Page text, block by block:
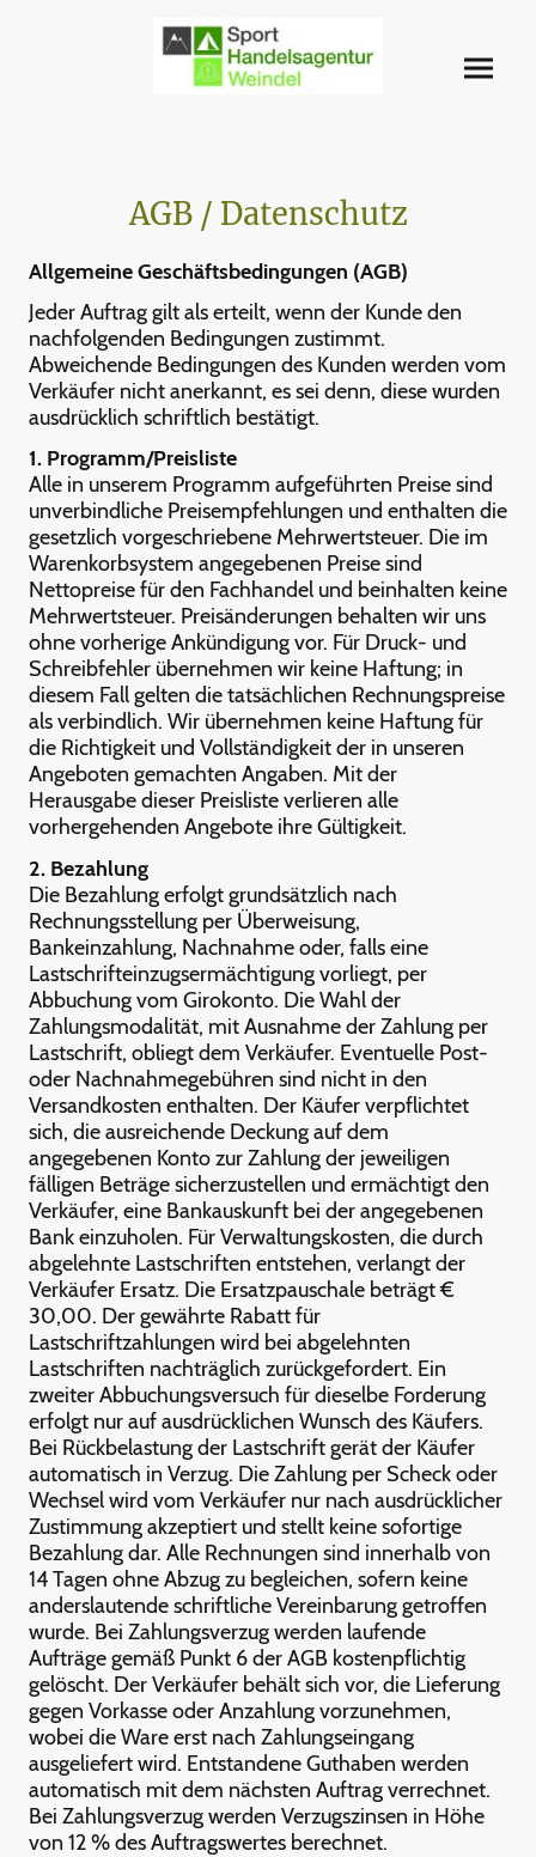
AGB / Datenschutz
Allgemeine Geschäftsbedingungen (AGB)
Jeder Auftrag gilt als erteilt, wenn der Kunde den
nachfolgenden Bedingungen zustimmt.
Abweichende Bedingungen des Kunden werden vom
Verkäufer nicht anerkannt, es sei denn, diese wurden
ausdrücklich schriftlich bestätigt.
1. Programm/Preisliste
Alle in unserem Programm aufgeführten Preise sind
unverbindliche Preisempfehlungen und enthalten die
gesetzlich vorgeschriebene Mehrwertsteuer. Die im
Warenkorbsystem angegebenen Preise sind
Nettopreise für den Fachhandel und beinhalten keine
Mehrwertsteuer. Preisänderungen behalten wir uns
ohne vorherige Ankündigung vor. Für Druck- und
Schreibfehler übernehmen wir keine Haftung; in
diesem Fall gelten die tatsächlichen Rechnungspreise
als verbindlich. Wir übernehmen keine Haftung für
die Richtigkeit und Vollständigkeit der in unseren
Angeboten gemachten Angaben. Mit der
Herausgabe dieser Preisliste verlieren alle
vorhergehenden Angebote ihre Gültigkeit.
2. Bezahlung
Die Bezahlung erfolgt grundsätzlich nach
Rechnungsstellung per Überweisung,
Bankeinzahlung, Nachnahme oder, falls eine
Lastschrifteinzugsermächtigung vorliegt, per
Abbuchung vom Girokonto. Die Wahl der
Zahlungsmodalität, mit Ausnahme der Zahlung per
Lastschrift, obliegt dem Verkäufer. Eventuelle Post-
oder Nachnahmegebühren sind nicht in den
Versandkosten enthalten. Der Käufer verpflichtet
sich, die ausreichende Deckung auf dem
angegebenen Konto zur Zahlung der jeweiligen
fälligen Beträge sicherzustellen und ermächtigt den
Verkäufer, eine Bankauskunft bei der angegebenen
Bank einzuholen. Für Verwaltungskosten, die durch
abgelehnte Lastschriften entstehen, verlangt der
Verkäufer Ersatz. Die Ersatzpauschale beträgt €
30,00. Der gewährte Rabatt für
Lastschriftzahlungen wird bei abgelehnten
Lastschriften nachträglich zurückgefordert. Ein
zweiter Abbuchungsversuch für dieselbe Forderung
erfolgt nur auf ausdrücklichen Wunsch des Käufers.
Bei Rückbelastung der Lastschrift gerät der Käufer
automatisch in Verzug. Die Zahlung per Scheck oder
Wechsel wird vom Verkäufer nur nach ausdrücklicher
Zustimmung akzeptiert und stellt keine sofortige
Bezahlung dar. Alle Rechnungen sind innerhalb von
14 Tagen ohne Abzug zu begleichen, sofern keine
anderslautende schriftliche Vereinbarung getroffen
wurde. Bei Zahlungsverzug werden laufende
Aufträge gemäß Punkt 6 der AGB kostenpflichtig
gelöscht. Der Verkäufer behält sich vor, die Lieferung
gegen Vorkasse oder Anzahlung vorzunehmen,
wobei die Ware erst nach Zahlungseingang
ausgeliefert wird. Entstandene Guthaben werden
automatisch mit dem nächsten Auftrag verrechnet.
Bei Zahlungsverzug werden Verzugszinsen in Höhe
von 12 % des Auftragswertes berechnet.